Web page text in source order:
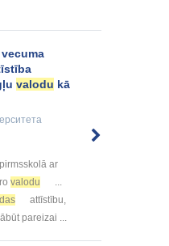
valodu kā
ar
valodu
attīstību,
pareizai ...